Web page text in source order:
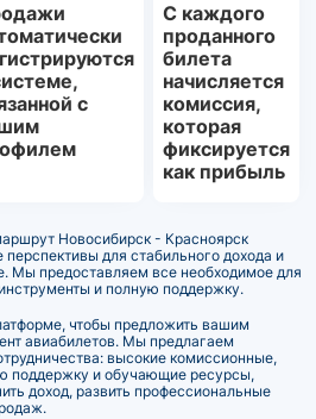
с
С каждого
проданного
билета
начисляется
комиссия,
которая
фиксируется
как прибыль
Новосибирск - Красноярск
для стабильного дохода и
Мы предоставляем все необходимое для
и полную поддержку.
чтобы предложить вашим
авиабилетов. Мы предлагаем
высокие комиссионные,
поддержку и обучающие ресурсы,
доход, развить профессиональные